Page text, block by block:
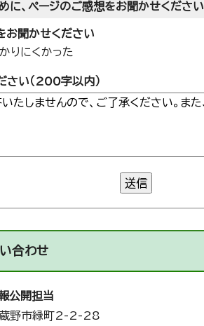
に、ページのご感想をお聞かせください
お聞かせください
りにくかった
さい（200字以内）
送信
合わせ
公開担当
野市緑町2-2-28